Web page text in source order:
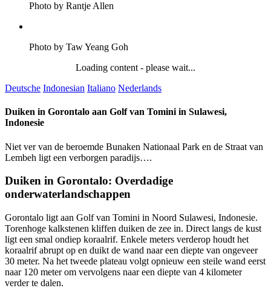
Photo by Rantje Allen
Photo by Taw Yeang Goh
Loading content - please wait...
Deutsche Indonesian Italiano Nederlands
Duiken in Gorontalo aan Golf van Tomini in Sulawesi,
Indonesie
Niet ver van de beroemde Bunaken Nationaal Park en de Straat van
Lembeh ligt een verborgen paradijs….
Duiken in Gorontalo: Overdadige
onderwaterlandschappen
Gorontalo ligt aan Golf van Tomini in Noord Sulawesi, Indonesie.
Torenhoge kalkstenen kliffen duiken de zee in. Direct langs de kust
ligt een smal ondiep koraalrif. Enkele meters verderop houdt het
koraalrif abrupt op en duikt de wand naar een diepte van ongeveer
30 meter. Na het tweede plateau volgt opnieuw een steile wand eerst
naar 120 meter om vervolgens naar een diepte van 4 kilometer
verder te dalen.